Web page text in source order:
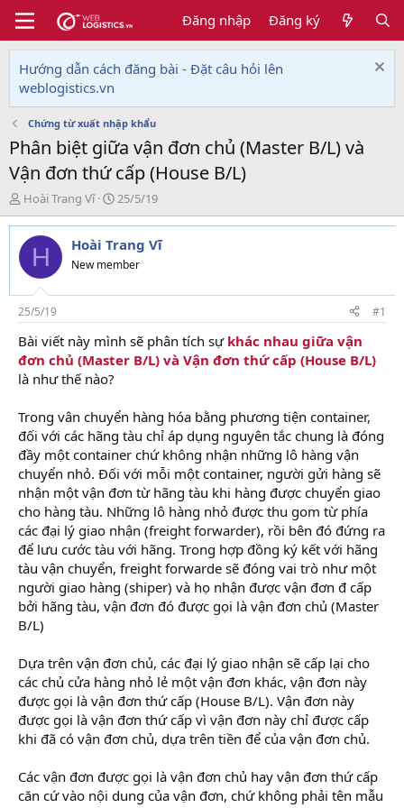
Đăng nhập Đăng ký
Hướng dẫn cách đăng bài - Đặt câu hỏi lên
weblogistics.vn
Chứng từ xuất nhập khẩu
Phân biệt giữa vận đơn chủ (Master B/L) và
Vận đơn thứ cấp (House B/L)
T
h
r
e
d
s
t
a
r
t
e
Hoài Trang Vĩ
N
g
à
y
g
i
25/5/19
H Hoài Trang Vĩ
New member
25/5/19 #1
Bài viết này mình sẽ phân tích sự khác nhau giữa vận
đơn chủ (Master B/L) và Vận đơn thứ cấp (House B/L)
là như thế nào?
Trong vân chuyển hàng hóa bằng phương tiện container,
đối với các hãng tàu chỉ áp dụng nguyên tắc chung là đóng
đầy một container chứ không nhận những lô hàng vận
chuyển nhỏ. Đối với mỗi một container, người gửi hàng sẽ
nhận một vận đơn từ hãng tàu khi hàng được chuyển giao
cho hàng tàu. Những lô hàng nhỏ được thu gom từ phía
các đại lý giao nhận (freight forwarder), rồi bên đó đứng ra
để lưu cước tàu với hãng. Trong hợp đồng ký kết với hãng
tàu vận chuyển, freight forwarde sẽ đóng vai trò như một
người giao hàng (shiper) và họ nhận được vận đơn đ cấp
bởi hãng tàu, vận đơn đó được gọi là vận đơn chủ (Master
B/L)
Dựa trên vận đơn chủ, các đại lý giao nhận sẽ cấp lại cho
các chủ cửa hàng nhỏ lẻ một vận đơn khác, vận đơn này
được gọi là vận đơn thứ cấp (House B/L). Vận đơn này
được gọi là vận đơn thứ cấp vì vận đơn này chỉ được cấp
khi đã có vận đơn chủ, dựa trên tiền để của vận đơn chủ.
Các vận đơn được gọi là vận đơn chủ hay vận đơn thứ cấp
căn cứ vào nội dung của vận đơn, chứ không phải tên mẫu